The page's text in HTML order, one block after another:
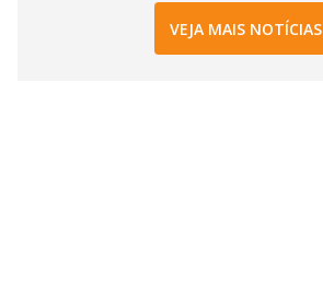
VEJA MAIS NOTÍCIAS